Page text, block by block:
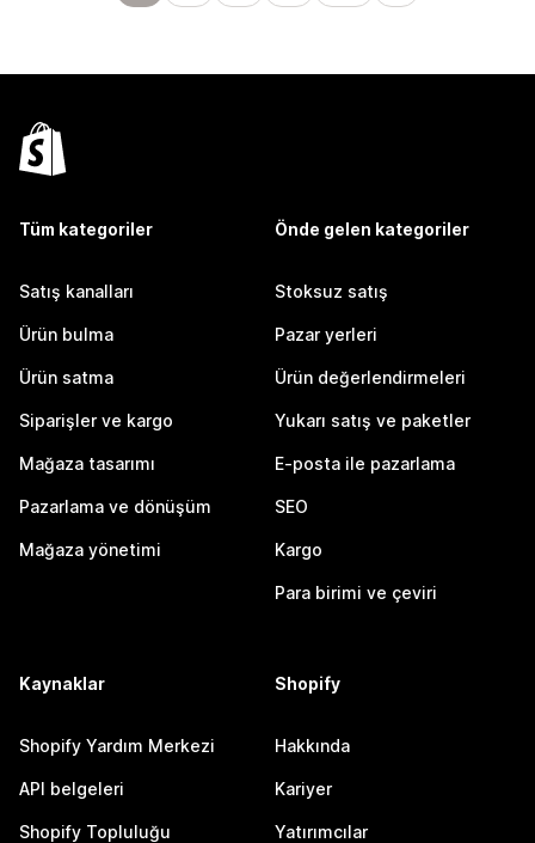
Tüm kategoriler
Satış kanalları
Ürün bulma
Ürün satma
Siparişler ve kargo
Mağaza tasarımı
Pazarlama ve dönüşüm
Mağaza yönetimi
Önde gelen kategoriler
Stoksuz satış
Pazar yerleri
Ürün değerlendirmeleri
Yukarı satış ve paketler
E-posta ile pazarlama
SEO
Kargo
Para birimi ve çeviri
Kaynaklar
Shopify Yardım Merkezi
API belgeleri
Shopify Topluluğu
Shopify
Hakkında
Kariyer
Yatırımcılar